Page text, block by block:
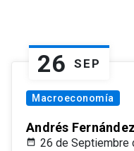
26 SEP
Macroeconomía
Andrés
26 de Septiembre